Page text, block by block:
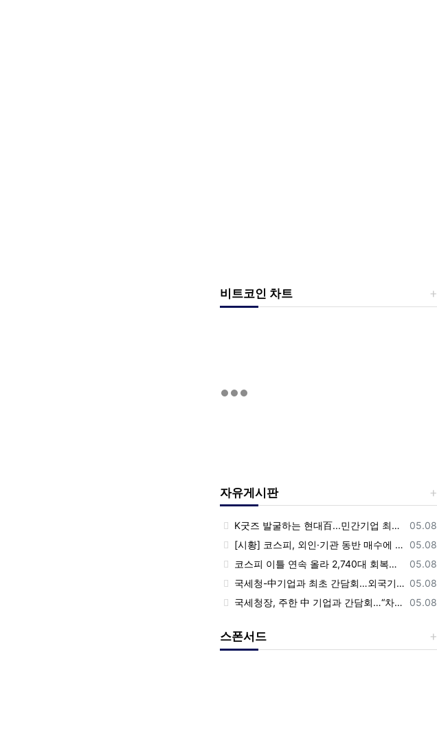
비트코인 차트
자유게시판
등록일
05.08
K굿즈 발굴하는 현대百...민간기업 최초 ‘대한민국 관광공모전’ 후원
등록일
05.08
[시황] 코스피, 외인·기관 동반 매수에 연이틀 상승…2745.05 마감
등록일
05.08
코스피 이틀 연속 올라 2,740대 회복…코스닥은 강보합(종합)
등록일
05.08
국세청-中기업과 최초 간담회…외국기업 세제혜택 등 논의
등록일
05.08
국세청장, 주한 中 기업과 간담회…“차별없는 공정과세 약속”
스폰서드